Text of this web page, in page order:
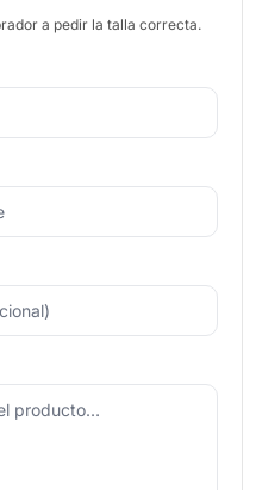
a pedir la talla correcta.